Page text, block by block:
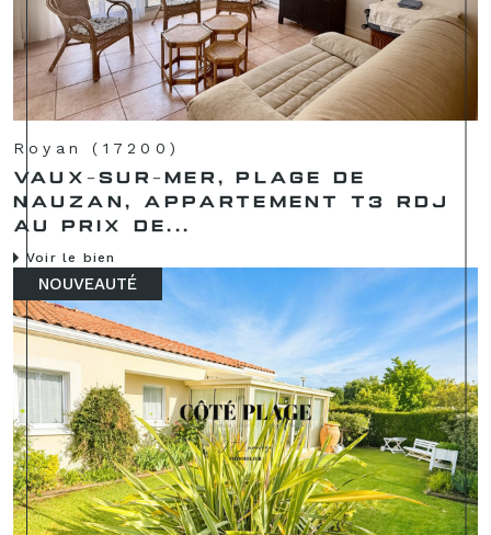
Royan (17200)
VAUX-SUR-MER, PLAGE DE
NAUZAN, APPARTEMENT T3 RDJ
AU PRIX DE...
Voir le bien
NOUVEAUTÉ